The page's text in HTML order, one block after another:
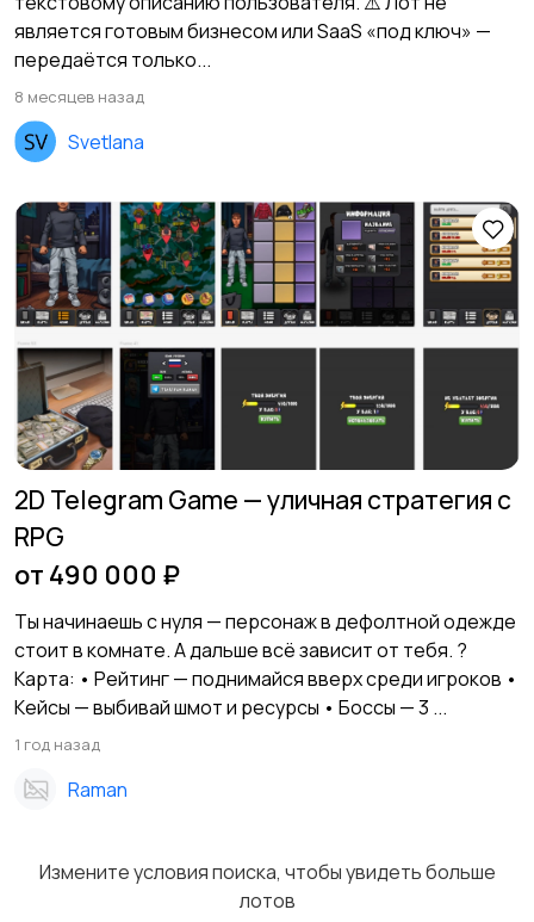
является готовым бизнесом или SaaS «под ключ» —
передаётся только...
8 месяцев назад
Svetlana
2D Telegram Game — уличная стратегия с
RPG
от 490 000 ₽
Ты начинаешь с нуля — персонаж в дефолтной одежде
стоит в комнате. А дальше всё зависит от тебя. ?
Карта: • Рейтинг — поднимайся вверх среди игроков •
Кейсы — выбивай шмот и ресурсы • Боссы — 3 ...
1 год назад
Raman
Измените условия поиска, чтобы увидеть больше
лотов